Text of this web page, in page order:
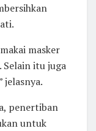
masker
Selain itu juga
jelasnya.
penertiban
untuk